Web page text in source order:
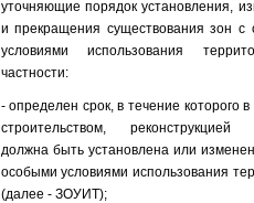
уточняющие порядок установления,
и прекращения существования зон с
условиями использования
частности:
- определен срок, в течение которого в
строительством, реконструкцией
должна быть установлена или
особыми условиями использования
(далее - ЗОУИТ);